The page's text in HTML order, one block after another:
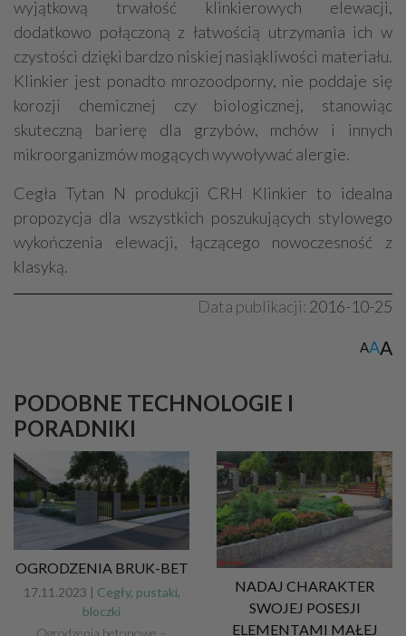
wyjątkową trwałość klinkierowych elewacji,
dodatkowo połączoną z łatwością utrzymania ich w
czystości dzięki bardzo niskiej nasiąkliwości materiału.
Klinkier jest ponadto mrozoodporny, nie poddaje się
korozji chemicznej czy biologicznej, stanowiąc
skuteczną barierę dla grzybów, mchów i innych
mikroorganizmów mogących wywoływać alergie.
Cegła Tytan N produkcji CRH Klinkier to idealna
propozycja dla wszystkich poszukujących stylowego
wykończenia elewacji, łączącego nowoczesność z
klasyką.
Data publikacji: 2016-10-25
AAA
PODOBNE TECHNOLOGIE I
PORADNIKI
OGRODZENIA BRUK-BET
17.11.2023 | Cegły, pustaki,
bloczki
NADAJ CHARAKTER
SWOJEJ POSESJI
ELEMENTAMI MAŁEJ